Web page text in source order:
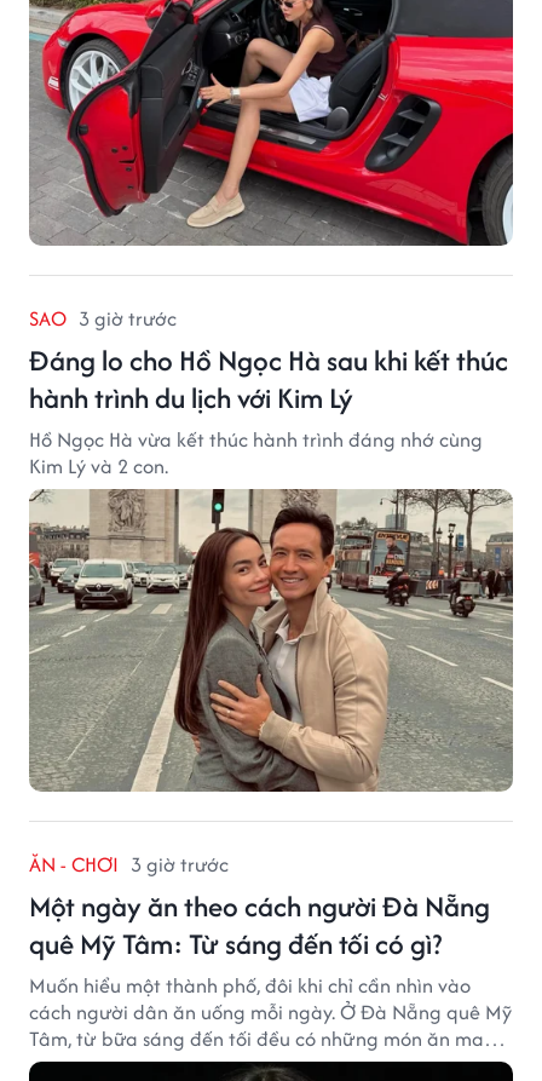
SAO 3 giờ trước
Đáng lo cho Hồ Ngọc Hà sau khi kết thúc
hành trình du lịch với Kim Lý
Hồ Ngọc Hà vừa kết thúc hành trình đáng nhớ cùng
Kim Lý và 2 con.
ĂN - CHƠI 3 giờ trước
Một ngày ăn theo cách người Đà Nẵng
quê Mỹ Tâm: Từ sáng đến tối có gì?
Muốn hiểu một thành phố, đôi khi chỉ cần nhìn vào
cách người dân ăn uống mỗi ngày. Ở Đà Nẵng quê Mỹ
Tâm, từ bữa sáng đến tối đều có những món ăn mang
đậm dấu ấn miền Trung.